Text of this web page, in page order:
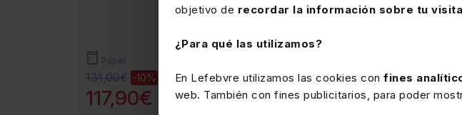
objetivo de recordar la información sobre tu visita
¿Para qué las utilizamos?
En Lefebvre utilizamos las cookies con fines
web. También con fines publicitarios, para poder
Papel
131,00€ -10%
117,90€
105,00€ -10%
94,50€
Papel
6,90€